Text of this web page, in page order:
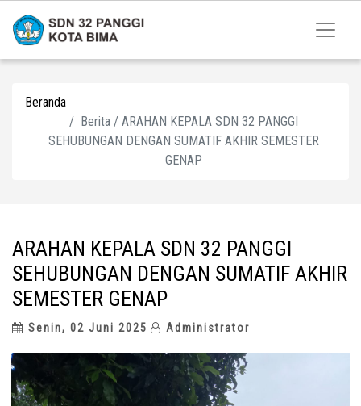
Beranda
Berita / ARAHAN KEPALA SDN 32 PANGGI
SEHUBUNGAN DENGAN SUMATIF AKHIR SEMESTER
GENAP
ARAHAN KEPALA SDN 32 PANGGI
SEHUBUNGAN DENGAN SUMATIF AKHIR
SEMESTER GENAP
Senin, 02 Juni 2025 Administrator